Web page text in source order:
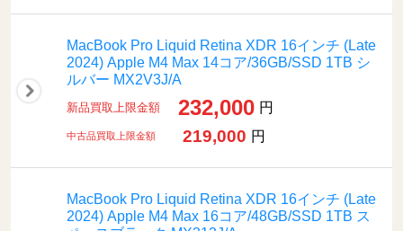
MacBook Pro Liquid Retina XDR 16インチ (Late
2024) Apple M4 Max 14コア/36GB/SSD 1TB シ
ルバー MX2V3J/A
新品買取上限金額 232,000 円
中古品買取上限金額 219,000 円
MacBook Pro Liquid Retina XDR 16インチ (Late
2024) Apple M4 Max 16コア/48GB/SSD 1TB ス